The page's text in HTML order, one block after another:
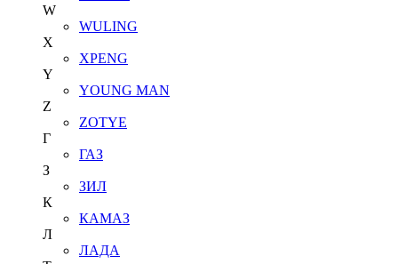
W
WULING
X
XPENG
Y
YOUNG MAN
Z
ZOTYE
Г
ГАЗ
З
ЗИЛ
К
КАМАЗ
Л
ЛАДА